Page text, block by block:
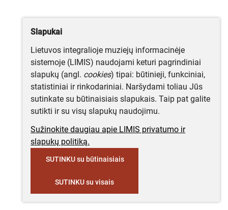
Slapukai
Lietuvos integralioje muziejų informacinėje
sistemoje (LIMIS) naudojami keturi pagrindiniai
slapukų (angl. cookies) tipai: būtinieji, funkciniai,
statistiniai ir rinkodariniai. Naršydami toliau Jūs
sutinkate su būtinaisiais slapukais. Taip pat galite
sutikti ir su visų slapukų naudojimu.
Sužinokite daugiau apie LIMIS privatumo ir
slapukų politiką.
SUTINKU su būtinaisiais
SUTINKU su visais